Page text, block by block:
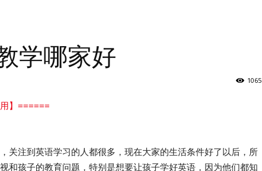
学哪家好
1065
】======
注到英语学习的人都很多，现在大家的生活条件好了以后，所
和孩子的教育问题，特别是想要让孩子学好英语，因为他们都知